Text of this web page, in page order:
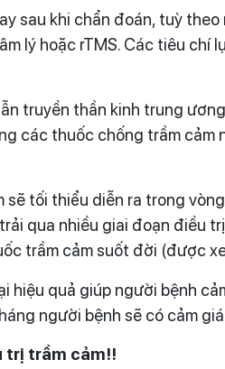
sau khi chẩn đoán, tuỳ
lý hoặc rTMS. Các tiêu
truyền thần kinh trung
các thuốc chống trầm cảm
tối thiểu diễn ra trong
qua nhiều giai đoạn điều
trầm cảm suốt đời (được
quả giúp người bệnh
người bệnh sẽ có cảm
trị trầm cảm!!